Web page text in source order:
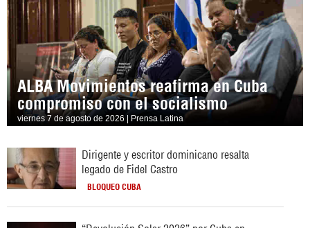
ALBA Movimientos reafirma en Cuba
compromiso con el socialismo
viernes 7 de agosto de 2026 | Prensa Latina
Dirigente y escritor dominicano resalta
legado de Fidel Castro
BLOQUEO CUBA